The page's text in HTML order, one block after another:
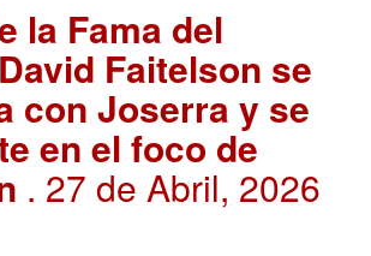
la Fama del
Faitelson se
con Joserra y se
en el foco de
. 27 de Abril, 2026